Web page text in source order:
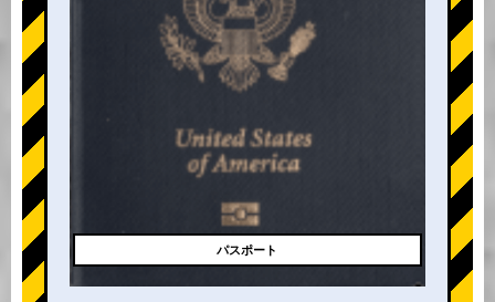
パスポート